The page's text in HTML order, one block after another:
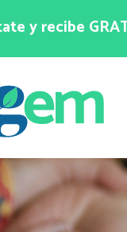
y recibe